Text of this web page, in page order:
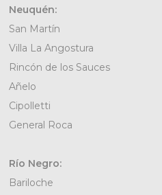
Neuquén:
San Martín
Villa La Angostura
Rincón de los Sauces
Añelo
Cipolletti
General Roca
Río Negro:
Bariloche